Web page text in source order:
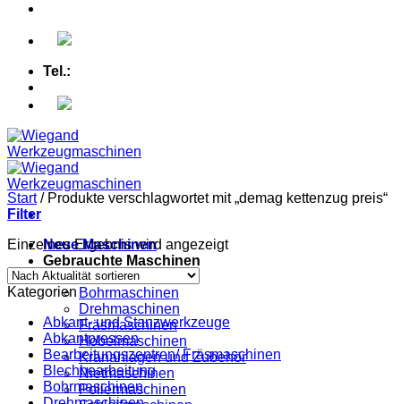
Tel.:
Neue Maschinen
Gebrauchte Maschinen
Abkantpressen
Bohrmaschinen
Drehmaschinen
Fräsmaschinen
Hobelmaschinen
Krananlagen und Zubehör
Nietmaschinen
Poliermaschinen
Start /Produkte verschlagwortet mit „demag kettenzug preis“
Filter
Einzelnes Ergebnis wird angezeigt
Kategorien
Abkant- und Stanzwerkzeuge
Abkantpressen
Bearbeitungszentren/ Fräsmaschinen
Blechbearbeitung
Bohrmaschinen